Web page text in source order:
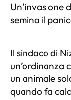
Un’invasione
semina il
Il sindaco di
un’ordinanza
un animale
quando fa